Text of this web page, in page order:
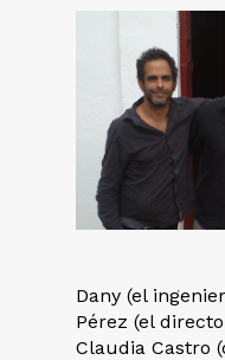
Dany (el
Pérez (el
Claudia Castro